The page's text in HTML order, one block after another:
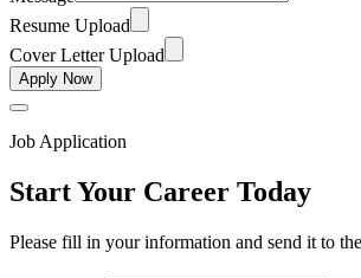
Resume Upload
Cover Letter Upload
Apply Now
Job Application
Start Your Career Today
Please fill in your information and send it to